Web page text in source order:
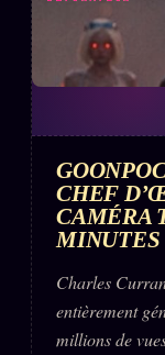
CHEF
CAMÉRA
MINUTES
Charles
entièrement
millions de